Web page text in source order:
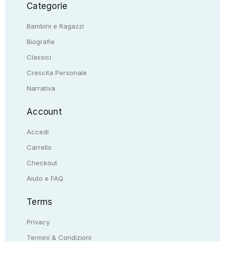
Categorie
Bambini e Ragazzi
Biografie
Classici
Crescita Personale
Narrativa
Account
Accedi
Carrello
Checkout
Aiuto e FAQ
Terms
Privacy
Termini & Condizioni